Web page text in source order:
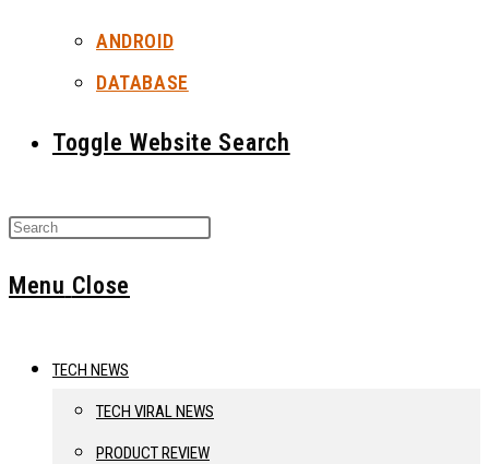
ANDROID
DATABASE
Toggle Website Search
Menu Close
TECH NEWS
TECH VIRAL NEWS
PRODUCT REVIEW